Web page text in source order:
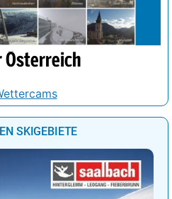
Österreich
SKIGEBIETE